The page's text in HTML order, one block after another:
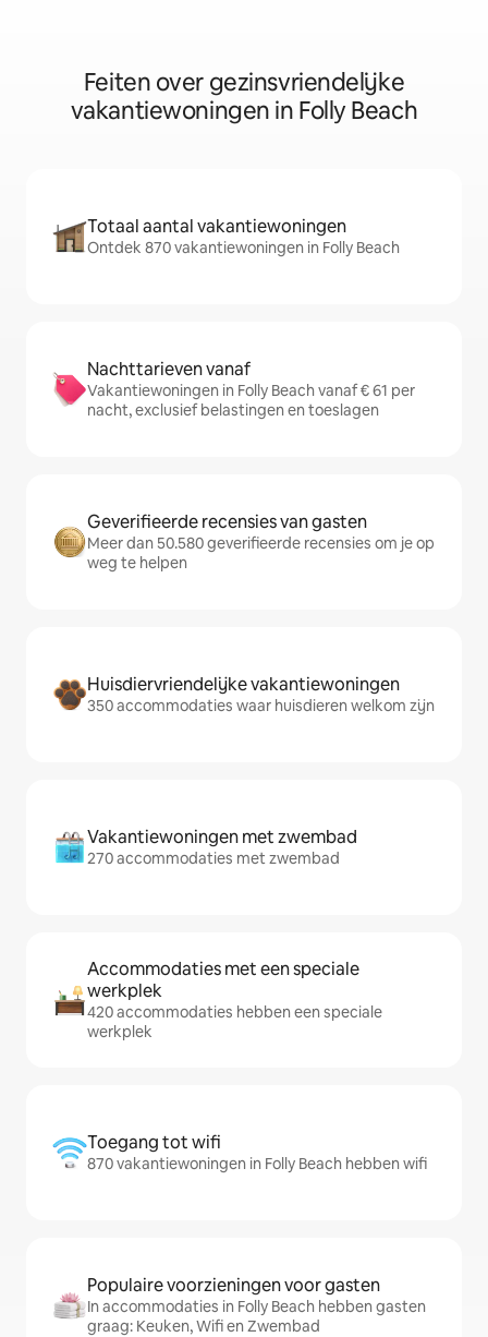
Feiten over gezinsvriendelijke
vakantiewoningen in Folly Beach
Totaal aantal vakantiewoningen
Ontdek 870 vakantiewoningen in Folly Beach
Nachttarieven vanaf
Vakantiewoningen in Folly Beach vanaf € 61 per
nacht, exclusief belastingen en toeslagen
Geverifieerde recensies van gasten
Meer dan 50.580 geverifieerde recensies om je op
weg te helpen
Huisdiervriendelijke vakantiewoningen
350 accommodaties waar huisdieren welkom zijn
Vakantiewoningen met zwembad
270 accommodaties met zwembad
Accommodaties met een speciale
werkplek
420 accommodaties hebben een speciale
werkplek
Toegang tot wifi
870 vakantiewoningen in Folly Beach hebben wifi
Populaire voorzieningen voor gasten
In accommodaties in Folly Beach hebben gasten
graag: Keuken, Wifi en Zwembad